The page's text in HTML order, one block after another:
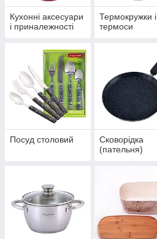
Кухонні аксесуари
і приналежності
Термокружки і
термоси
Посуд столовий
Сковорідка
(пательня)